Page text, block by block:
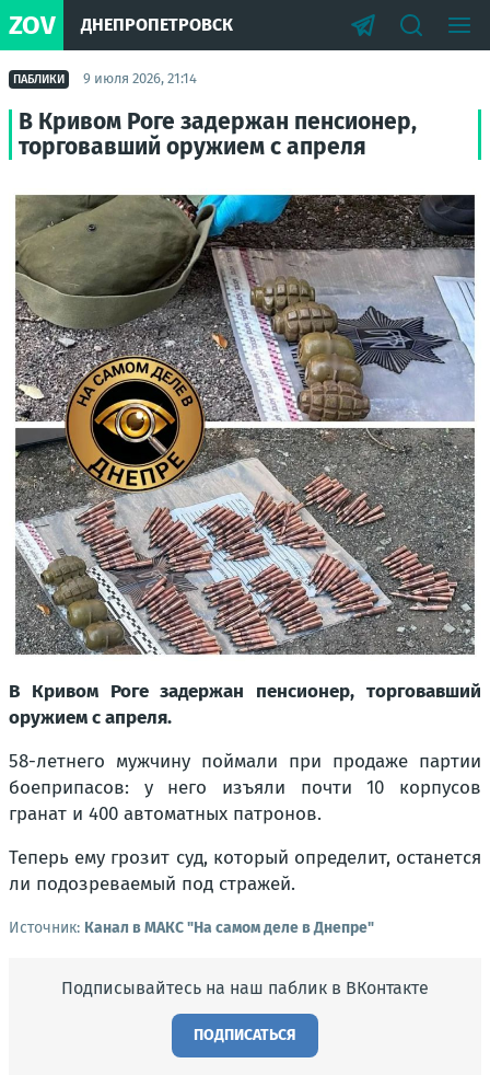
ZOV ДНЕПРОПЕТРОВСК
ПАБЛИКИ 9 июля 2026, 21:14
В Кривом Роге задержан пенсионер,
торговавший оружием с апреля
В Кривом Роге задержан пенсионер, торговавший
оружием с апреля.
58-летнего мужчину поймали при продаже партии
боеприпасов: у него изъяли почти 10 корпусов
гранат и 400 автоматных патронов.
Теперь ему грозит суд, который определит, останется
ли подозреваемый под стражей.
Источник: Канал в МАКС "На самом деле в Днепре"
Подписывайтесь на наш паблик в ВКонтакте
ПОДПИСАТЬСЯ